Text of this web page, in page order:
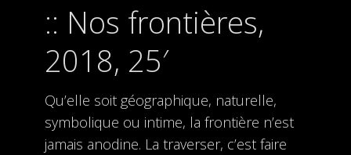
Nos frontières,
2018, 25′
Qu’elle soit géographique, naturelle,
symbolique ou intime, la frontière n’est
jamais anodine. La traverser, c’est faire